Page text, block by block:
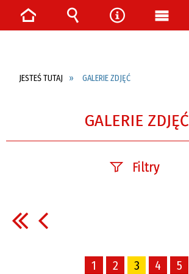
JESTEŚ TUTAJ GALERIE ZDJĘĆ
GALERIE ZDJĘĆ
Filtry
1 2 3 4 5
Strona Wyszukiwarka
NarzędziaMenu